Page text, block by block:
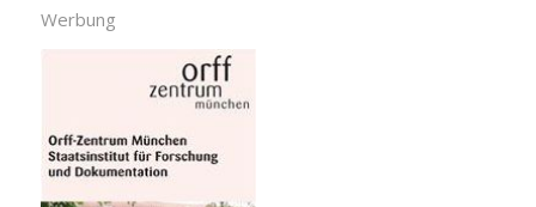
Werbung